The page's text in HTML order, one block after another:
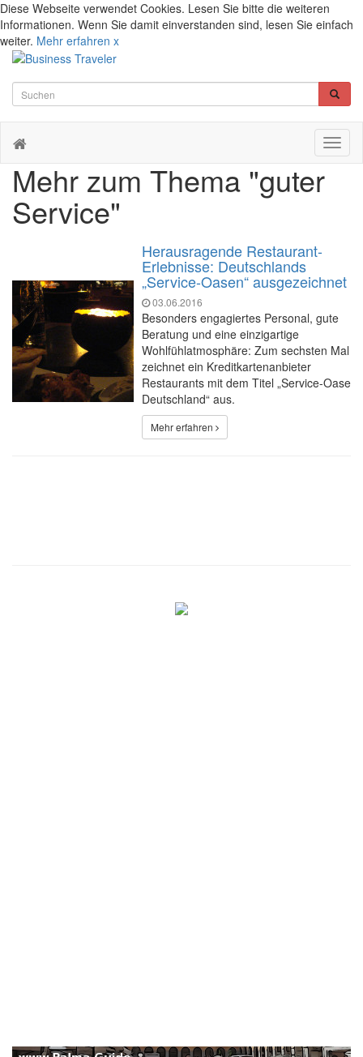
Diese Webseite verwendet Cookies. Lesen Sie bitte die weiteren
Informationen. Wenn Sie damit einverstanden sind, lesen Sie einfach
weiter. Mehr erfahren x
Mehr zum Thema "guter
Service"
Herausragende Restaurant-
Erlebnisse: Deutschlands
„Service-Oasen“ ausgezeichnet
03.06.2016
Besonders engagiertes Personal, gute
Beratung und eine einzigartige
Wohlfühlatmosphäre: Zum sechsten Mal
zeichnet ein Kreditkartenanbieter
Restaurants mit dem Titel „Service-Oase
Deutschland“ aus.
Mehr erfahren